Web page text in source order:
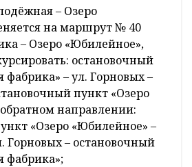
– Озеро
на маршрут № 40
– Озеро «Юбилейное»,
остановочный
фабрика» – ул. Горновых –
пункт «Озеро
направлении:
«Озеро «Юбилейное» –
Горновых – остановочный
фабрика»;